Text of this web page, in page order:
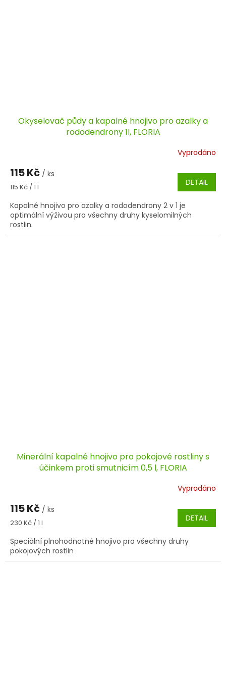
Okyselovač půdy a kapalné hnojivo pro azalky a
rododendrony 1l, FLORIA
Vyprodáno
115 Kč / ks
Měrná
115 Kč / 1 l DETAIL
Kapalné hnojivo pro azalky a rododendrony 2 v 1 je
optimální výživou pro všechny druhy kyselomilných
rostlin.
Minerální kapalné hnojivo pro pokojové rostliny s
účinkem proti smutnicím 0,5 l, FLORIA
Vyprodáno
115 Kč / ks
Měrná
230 Kč / 1 l DETAIL
Speciální plnohodnotné hnojivo pro všechny druhy
pokojových rostlin